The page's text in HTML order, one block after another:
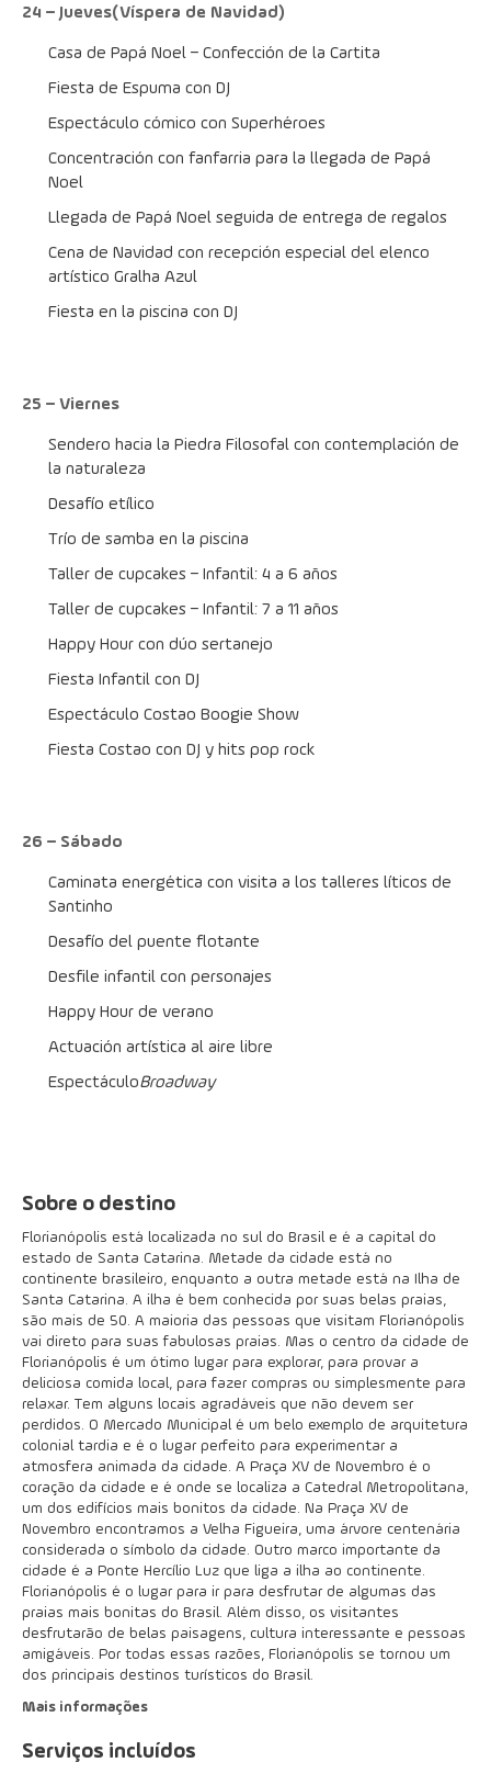
24 – Jueves(Víspera de Navidad)
Casa de Papá Noel – Confección de la Cartita
Fiesta de Espuma con DJ
Espectáculo cómico con Superhéroes
Concentración con fanfarria para la llegada de Papá
Noel
Llegada de Papá Noel seguida de entrega de regalos
Cena de Navidad con recepción especial del elenco
artístico Gralha Azul
Fiesta en la piscina con DJ
25 – Viernes
Sendero hacia la Piedra Filosofal con contemplación de
la naturaleza
Desafío etílico
Trío de samba en la piscina
Taller de cupcakes – Infantil: 4 a 6 años
Taller de cupcakes – Infantil: 7 a 11 años
Happy Hour con dúo sertanejo
Fiesta Infantil con DJ
Espectáculo Costao Boogie Show
Fiesta Costao con DJ y hits pop rock
26 – Sábado
Caminata energética con visita a los talleres líticos de
Santinho
Desafío del puente flotante
Desfile infantil con personajes
Happy Hour de verano
Actuación artística al aire libre
Espectáculo Broadway
Sobre o destino
Florianópolis está localizada no sul do Brasil e é a capital do
estado de Santa Catarina. Metade da cidade está no
continente brasileiro, enquanto a outra metade está na Ilha de
Santa Catarina. A ilha é bem conhecida por suas belas praias,
são mais de 50. A maioria das pessoas que visitam Florianópolis
vai direto para suas fabulosas praias. Mas o centro da cidade de
Florianópolis é um ótimo lugar para explorar, para provar a
deliciosa comida local, para fazer compras ou simplesmente para
relaxar. Tem alguns locais agradáveis que não devem ser
perdidos. O Mercado Municipal é um belo exemplo de arquitetura
colonial tardia e é o lugar perfeito para experimentar a
atmosfera animada da cidade. A Praça XV de Novembro é o
coração da cidade e é onde se localiza a Catedral Metropolitana,
um dos edifícios mais bonitos da cidade. Na Praça XV de
Novembro encontramos a Velha Figueira, uma árvore centenária
considerada o símbolo da cidade. Outro marco importante da
cidade é a Ponte Hercílio Luz que liga a ilha ao continente.
Florianópolis é o lugar para ir para desfrutar de algumas das
praias mais bonitas do Brasil. Além disso, os visitantes
desfrutarão de belas paisagens, cultura interessante e pessoas
amigáveis. Por todas essas razões, Florianópolis se tornou um
dos principais destinos turísticos do Brasil.
Mais informações
Serviços incluídos